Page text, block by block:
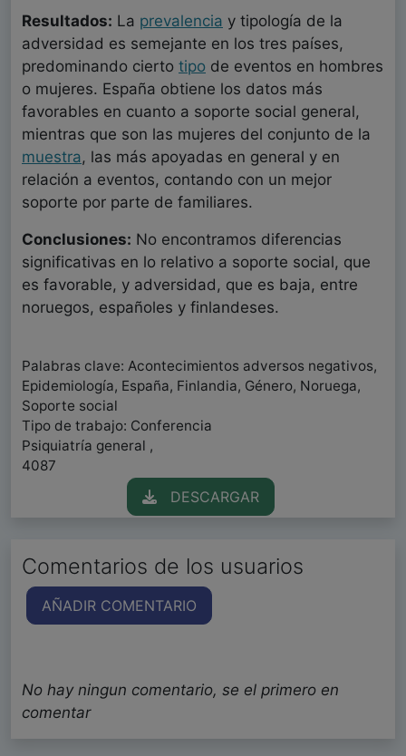
Resultados: La prevalencia y tipología de la
adversidad es semejante en los tres países,
predominando cierto tipo de eventos en hombres
o mujeres. España obtiene los datos más
favorables en cuanto a soporte social general,
mientras que son las mujeres del conjunto de la
muestra, las más apoyadas en general y en
relación a eventos, contando con un mejor
soporte por parte de familiares.
Conclusiones: No encontramos diferencias
significativas en lo relativo a soporte social, que
es favorable, y adversidad, que es baja, entre
noruegos, españoles y finlandeses.
Palabras clave: Acontecimientos adversos negativos,
Epidemiología, España, Finlandia, Género, Noruega,
Soporte social
Tipo de trabajo: Conferencia
Psiquiatría general ,
4087
DESCARGAR
Comentarios de los usuarios
AÑADIR COMENTARIO
No hay ningun comentario, se el primero en
comentar